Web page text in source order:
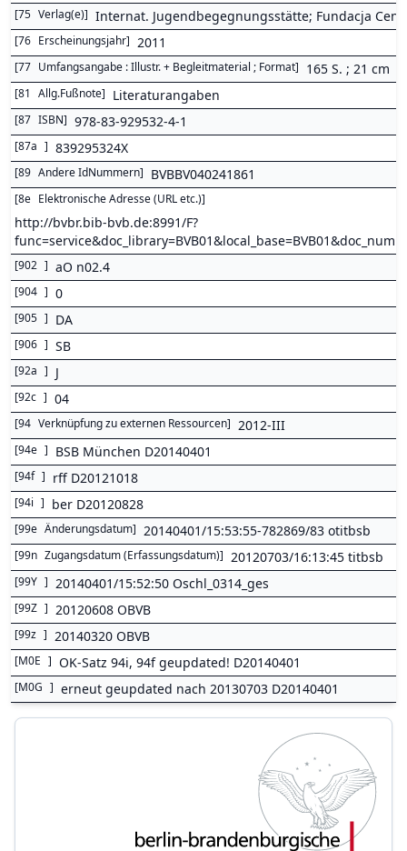
[75 Verlag(e)] Internat. Jugendbegegnungsstätte; Fundacja
[76 Erscheinungsjahr] 2011
[77 Umfangsangabe : Illustr. + Begleitmaterial ; Format] 165 S. ; 21 cm
[81 Allg.Fußnote] Literaturangaben
[87 ISBN] 978-83-929532-4-1
[87a ] 839295324X
[89 Andere IdNummern] BVBBV040241861
[8e Elektronische Adresse (URL etc.)]
http://bvbr.bib-bvb.de:8991/F?
[902 ] aO n02.4
[904 ] 0
[905 ] DA
[906 ] SB
[92a ] J
[92c ] 04
[94 Verknüpfung zu externen Ressourcen] 2012-III
[94e ] BSB München D20140401
[94f ] rff D20121018
[94i ] ber D20120828
[99e Änderungsdatum] 20140401/15:53:55-782869/83 otitbsb
[99n Zugangsdatum (Erfassungsdatum)] 20120703/16:13:45 titbsb
[99Y ] 20140401/15:52:50 Oschl_0314_ges
[99Z ] 20120608 OBVB
[99z ] 20140320 OBVB
[M0E ] OK-Satz 94i, 94f geupdated! D20140401
[M0G ] erneut geupdated nach 20130703 D20140401